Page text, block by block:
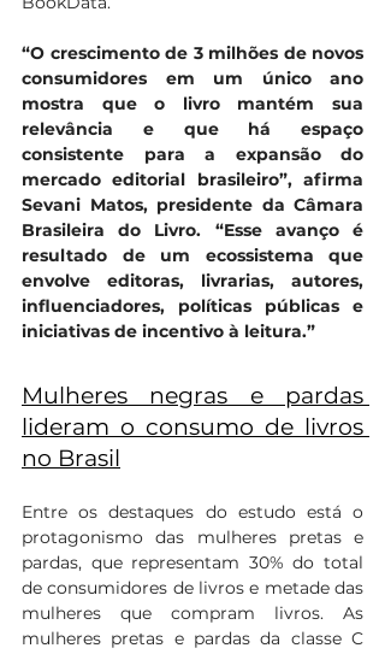
“O crescimento de 3 milhões de novos
consumidores em um único ano
mostra que o livro mantém sua
relevância e que há espaço
consistente para a expansão do
mercado editorial brasileiro”, afirma
Sevani Matos, presidente da Câmara
Brasileira do Livro. “Esse avanço é
resultado de um ecossistema que
envolve editoras, livrarias, autores,
influenciadores, políticas públicas e
iniciativas de incentivo à leitura.”
Mulheres negras e pardas
lideram o consumo de livros
no Brasil
Entre os destaques do estudo está o
protagonismo das mulheres pretas e
pardas, que representam 30% do total
de consumidores de livros e metade das
mulheres que compram livros. As
mulheres pretas e pardas da classe C